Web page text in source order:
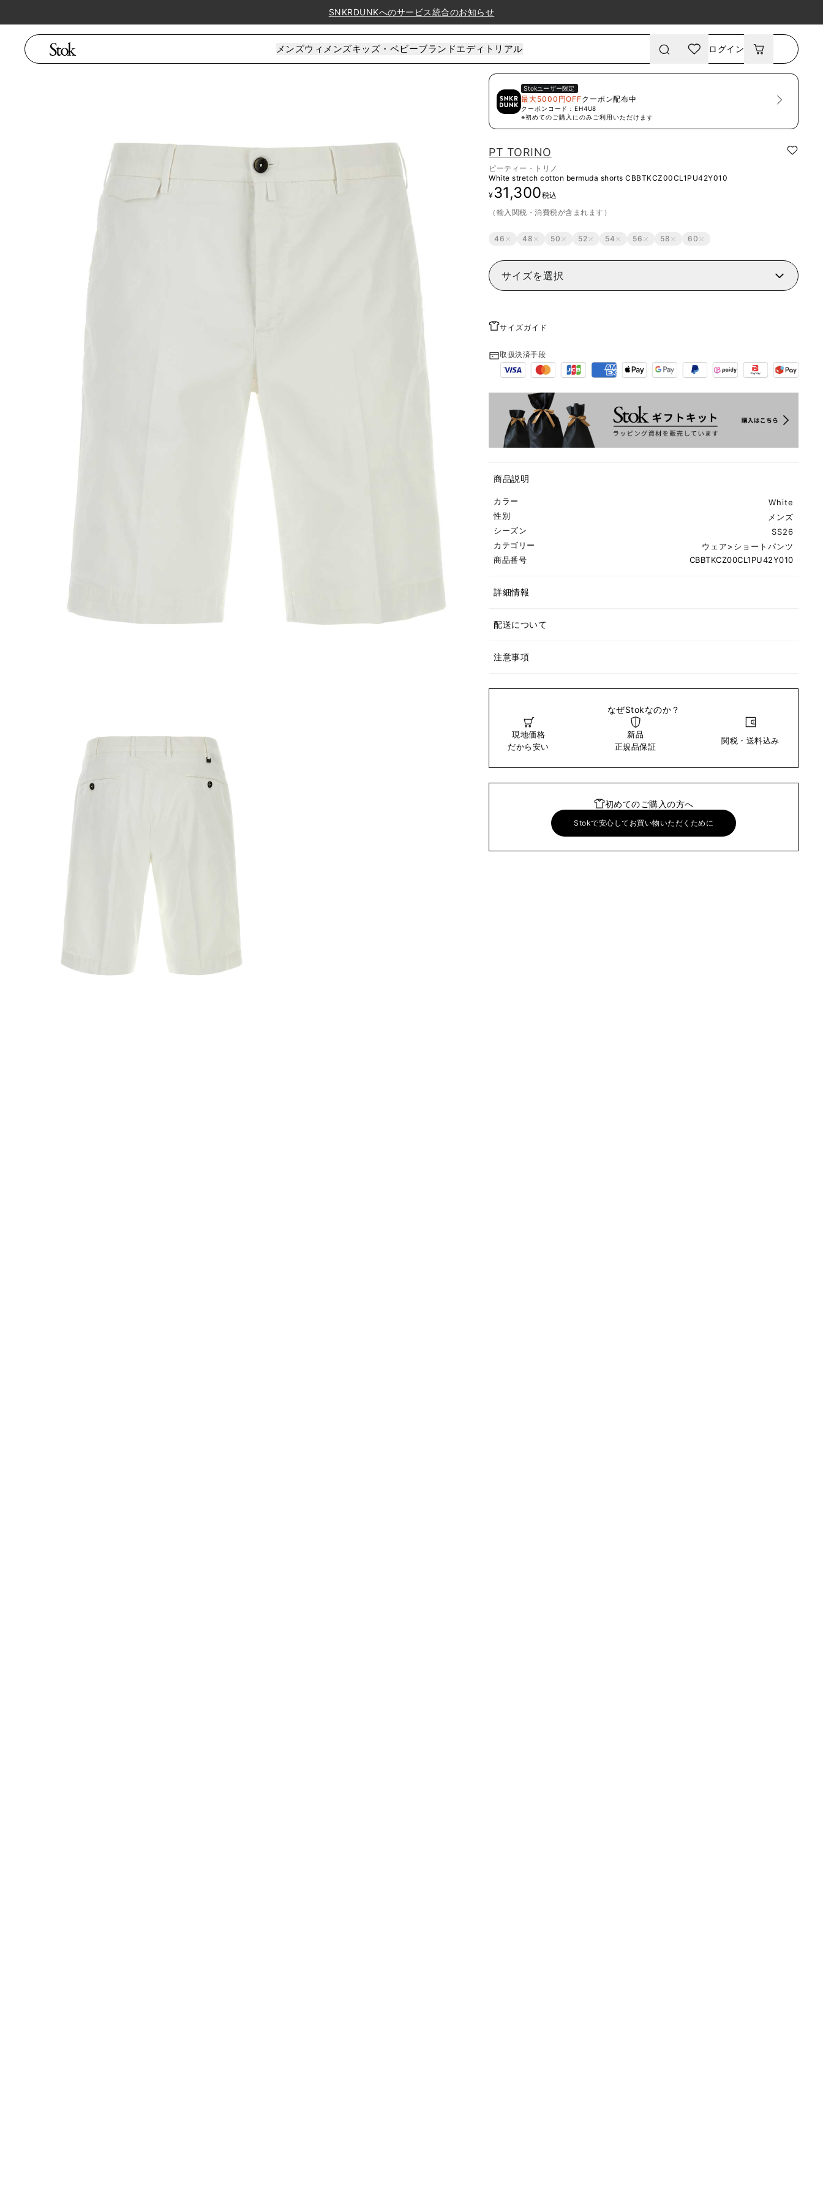
SNKRDUNKへのサービス統合のお知らせ
メンズウィメンズキッズ・ベビーブランドエディトリアル ログイン
Stokユーザー限定
最大5000円OFFクーポン配布中
クーポンコード： EH4U8
※初めてのご購入にのみご利用いただけます
PT TORINO
ピーティー・トリノ
White stretch cotton bermuda shorts CBBTKCZ00CL1PU42Y010
¥ 31,300税込
（輸入関税・消費税が含まれます）
46 48 50 52 54 56 58 60
サイズを選択
サイズガイド
取扱決済手段
商品説明
カラー
White
性別
メンズ
シーズン
SS26
カテゴリー
ウェア>ショートパンツ
商品番号
CBBTKCZ00CL1PU42Y010
詳細情報
配送について
注意事項
なぜStokなのか？
現地価格
だから安い
新品
正規品保証
関税・送料込み
初めてのご購入の方へ
Stokで安心してお買い物いただくために